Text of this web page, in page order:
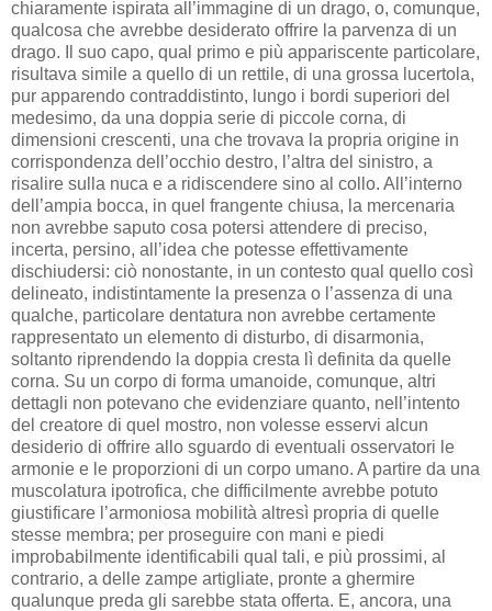
chiaramente ispirata all’immagine di un drago, o, comunque,
qualcosa che avrebbe desiderato offrire la parvenza di un
drago. Il suo capo, qual primo e più appariscente particolare,
risultava simile a quello di un rettile, di una grossa lucertola,
pur apparendo contraddistinto, lungo i bordi superiori del
medesimo, da una doppia serie di piccole corna, di
dimensioni crescenti, una che trovava la propria origine in
corrispondenza dell’occhio destro, l’altra del sinistro, a
risalire sulla nuca e a ridiscendere sino al collo. All’interno
dell’ampia bocca, in quel frangente chiusa, la mercenaria
non avrebbe saputo cosa potersi attendere di preciso,
incerta, persino, all’idea che potesse effettivamente
dischiudersi: ciò nonostante, in un contesto qual quello così
delineato, indistintamente la presenza o l’assenza di una
qualche, particolare dentatura non avrebbe certamente
rappresentato un elemento di disturbo, di disarmonia,
soltanto riprendendo la doppia cresta lì definita da quelle
corna. Su un corpo di forma umanoide, comunque, altri
dettagli non potevano che evidenziare quanto, nell’intento
del creatore di quel mostro, non volesse esservi alcun
desiderio di offrire allo sguardo di eventuali osservatori le
armonie e le proporzioni di un corpo umano. A partire da una
muscolatura ipotrofica, che difficilmente avrebbe potuto
giustificare l’armoniosa mobilità altresì propria di quelle
stesse membra; per proseguire con mani e piedi
improbabilmente identificabili qual tali, e più prossimi, al
contrario, a delle zampe artigliate, pronte a ghermire
qualunque preda gli sarebbe stata offerta. E, ancora, una